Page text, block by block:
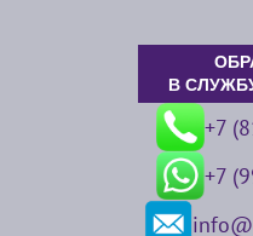
В
+7
+7